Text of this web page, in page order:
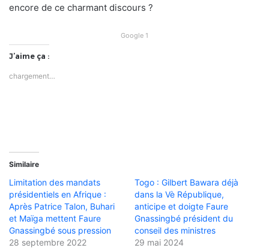
encore de ce charmant discours ?
Google 1
J’aime ça :
chargement…
Similaire
Limitation des mandats
présidentiels en Afrique :
Après Patrice Talon, Buhari
et Maïga mettent Faure
Gnassingbé sous pression
28 septembre 2022
Togo : Gilbert Bawara déjà
dans la Vè République,
anticipe et doigte Faure
Gnassingbé président du
conseil des ministres
29 mai 2024